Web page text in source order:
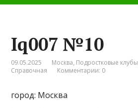
Iq007 №10
09.05.2025 Москва, Подростковые клубы
Справочная
Комментарии: 0
город: Москва